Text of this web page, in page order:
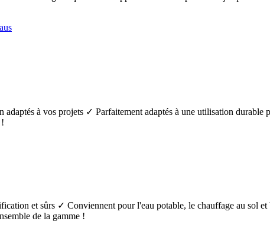
à vos projets ✓ Parfaitement adaptés à une utilisation durable
et sûrs ✓ Conviennent pour l'eau potable, le chauffage au sol
de la gamme !